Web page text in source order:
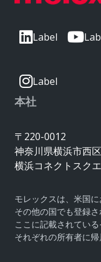
Label
Label
本社
〒220-0012
神奈川県横浜市西
横浜コネクトスク
モレックスは、米国
その他の国でも登録さ
ここに記載されている
それぞれの所有者に